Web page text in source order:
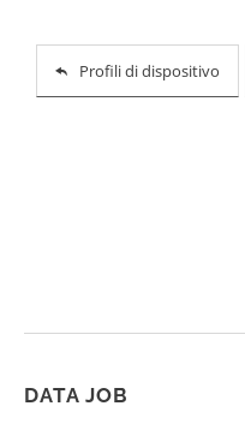
Profili di dispositivo
DATA JOB